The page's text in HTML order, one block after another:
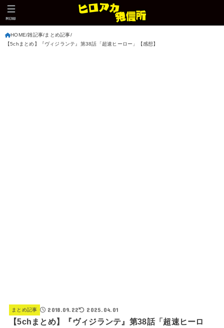
MENU
HOME 雑記事 まとめ記事
【5chまとめ】『ヴィジランテ』第38話「超速ヒーロー」【感想】
まとめ記事 2018.09.22 2025.04.01
【5chまとめ】『ヴィジランテ』第38話「超速ヒーロ